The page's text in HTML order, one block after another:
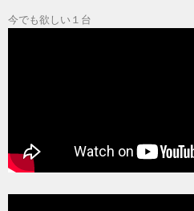
今でも欲しい１台